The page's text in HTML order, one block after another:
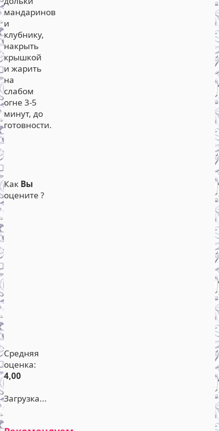
мандаринов
и
клубнику,
накрыть
крышкой
и жарить
на
слабом
огне 3-5
минут, до
готовности.
Как Вы
оцените ?
Средняя
оценка:
4,00
Загрузка...